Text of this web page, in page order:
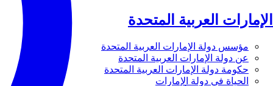
الإمارات العربية المتحدة
مؤسس دولة الإمارات العربية المتحدة
عن دولة الإمارات العربية المتحدة
حكومة دولة الإمارات العربية المتحدة
الحياة في دولة الإمارات